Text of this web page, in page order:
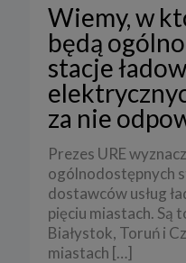
Wiemy, w
będą
stacje
za nie
Prezes URE
ogólnodostępnych
dostawców usług
pięciu miastach. Są
Białystok, Toruń i
miastach […]